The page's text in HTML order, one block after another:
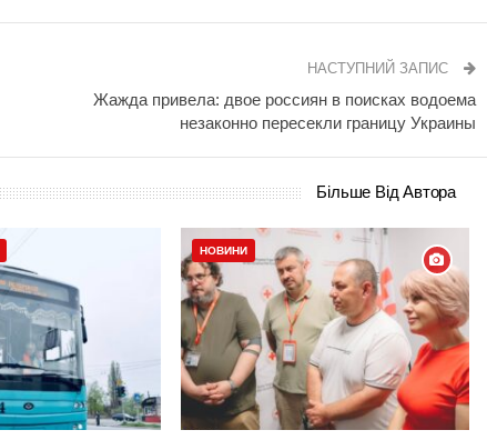
НАСТУПНИЙ ЗАПИС
Жажда привела: двое россиян в поисках водоема
незаконно пересекли границу Украины
Більше Від Автора
НОВИНИ